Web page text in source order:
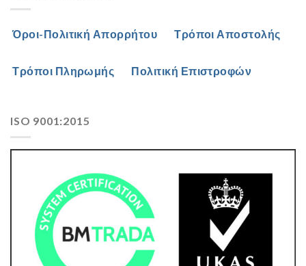
Όροι-Πολιτική Απορρήτου Τρόποι Αποστολής
Τρόποι Πληρωμής Πολιτική Επιστροφών
ISO 9001:2015